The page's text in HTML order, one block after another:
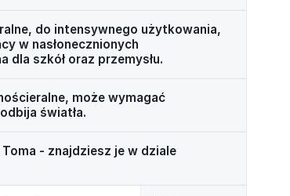
do intensywnego użytkowania,
w nasłonecznionych
dla szkół oraz przemysłu.
może wymagać
światła.
- znajdziesz je w dziale